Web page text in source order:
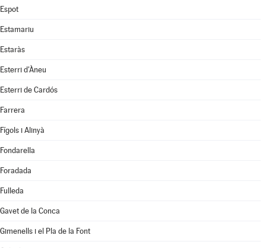
Espot
Estamariu
Estaràs
Esterri d'Àneu
Esterri de Cardós
Farrera
Fígols i Alinyà
Fondarella
Foradada
Fulleda
Gavet de la Conca
Gimenells i el Pla de la Font